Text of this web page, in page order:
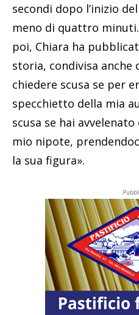
secondi dopo l’inizio
meno di quattro minuti.
poi, Chiara ha
storia, condivisa anche
chiedere scusa se per
specchietto della mia
scusa se hai
mio nipote,
la sua figura».